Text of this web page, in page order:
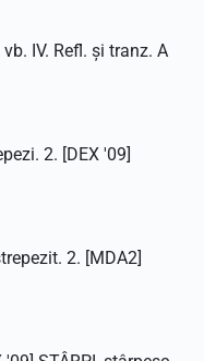
IV. Refl. și tranz. A
2. [DEX '09]
2. [MDA2]